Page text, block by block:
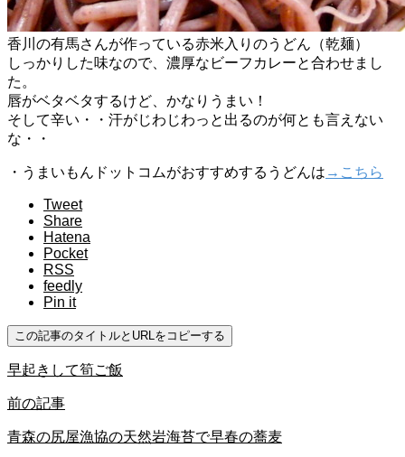
香川の有馬さんが作っている赤米入りのうどん（乾麺）
しっかりした味なので、濃厚なビーフカレーと合わせまし
た。
唇がベタベタするけど、かなりうまい！
そして辛い・・汗がじわじわっと出るのが何とも言えない
な・・
・うまいもんドットコムがおすすめするうどんは →こちら
Tweet
Share
Hatena
Pocket
RSS
feedly
Pin it
この記事のタイトルとURLをコピーする
早起きして筍ご飯
前の記事
青森の尻屋漁協の天然岩海苔で早春の蕎麦